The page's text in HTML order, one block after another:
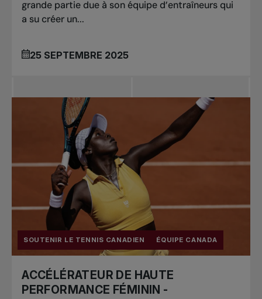
grande partie due à son équipe d’entraîneurs qui
a su créer un...
25 SEPTEMBRE 2025
SOUTENIR LE TENNIS CANADIEN ÉQUIPE CANADA
ACCÉLÉRATEUR DE HAUTE
PERFORMANCE FÉMININ -